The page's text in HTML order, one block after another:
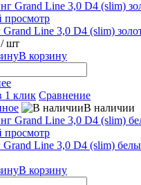
просмотр
Line 3,0 D4 (slim)
/ шт
В корзину
1 клик Сравнение
В наличии
просмотр
Line 3,0 D4 (slim)
В корзину